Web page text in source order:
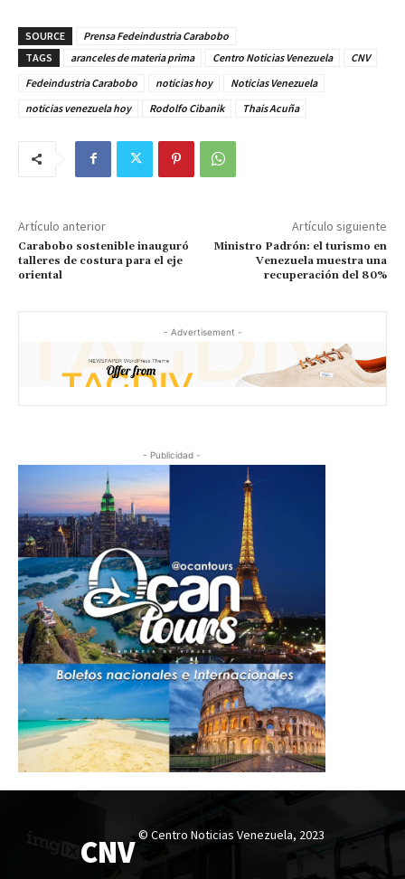
SOURCE
Prensa Fedeindustria Carabobo
TAGS
aranceles de materia prima Centro Noticias Venezuela
CNV
Fedeindustria Carabobo
noticias hoy
Noticias Venezuela
noticias venezuela hoy
Rodolfo Cibanik Thais Acuña
Artículo anterior
Carabobo sostenible inauguró
talleres de costura para el eje
oriental
Artículo siguiente
Ministro Padrón: el turismo en
Venezuela muestra una
recuperación del 80%
- Advertisement -
- Publicidad -
CNV © Centro Noticias Venezuela, 2023